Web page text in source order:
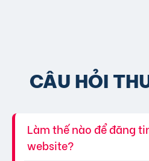
CÂU HỎI
Làm thế nào để đăng
website?